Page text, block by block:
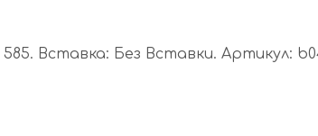
Вставка: Без Вставки. Артикул: